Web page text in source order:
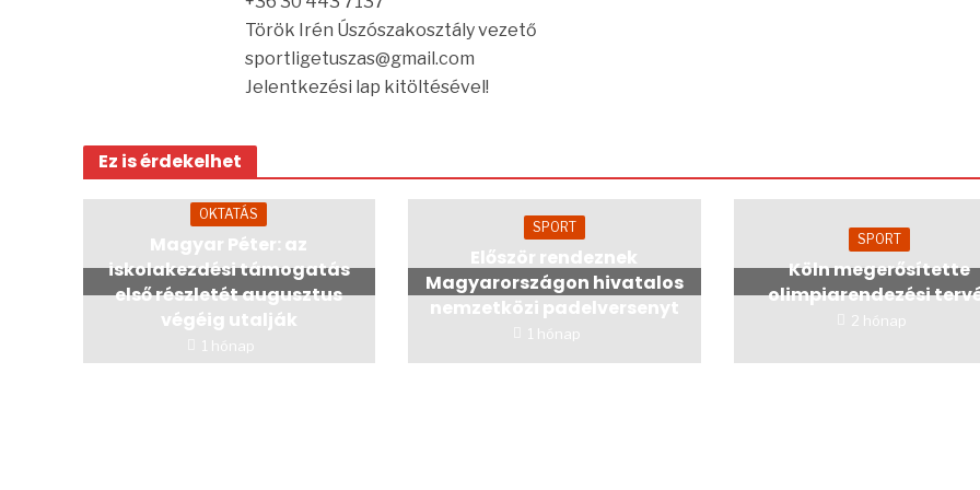
Török Irén Úszószakosztály vezető
sportligetuszas@gmail.com
Jelentkezési lap kitöltésével!
Ez is érdekelhet
OKTATÁS
Magyar Péter: az
iskolakezdési támogatás
első részletét augusztus
végéig utalják
1 hónap
SPORT
Először rendeznek
Magyarországon hivatalos
nemzetközi padelversenyt
1 hónap
SPORT
Köln megerősítette
olimpiarendezési
2 hónap